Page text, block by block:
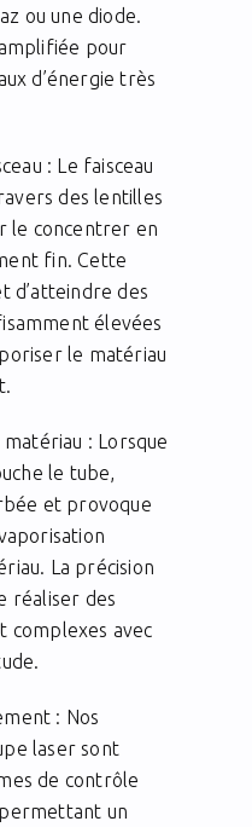
ou une diode.
pour
d’énergie très
: Le faisceau
des lentilles
le concentrer en
fin. Cette
d’atteindre des
élevées
le matériau
: Lorsque
le tube,
et provoque
La précision
réaliser des
complexes avec
: Nos
laser sont
de contrôle
un